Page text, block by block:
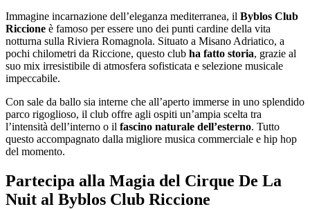
Immagine incarnazione dell’eleganza mediterranea, il Byblos Club
Riccione è famoso per essere uno dei punti cardine della vita
notturna sulla Riviera Romagnola. Situato a Misano Adriatico, a
pochi chilometri da Riccione, questo club ha fatto storia, grazie al
suo mix irresistibile di atmosfera sofisticata e selezione musicale
impeccabile.
Con sale da ballo sia interne che all’aperto immerse in uno splendido
parco rigoglioso, il club offre agli ospiti un’ampia scelta tra
l’intensità dell’interno o il fascino naturale dell’esterno. Tutto
questo accompagnato dalla migliore musica commerciale e hip hop
del momento.
Partecipa alla Magia del Cirque De La
Nuit al Byblos Club Riccione